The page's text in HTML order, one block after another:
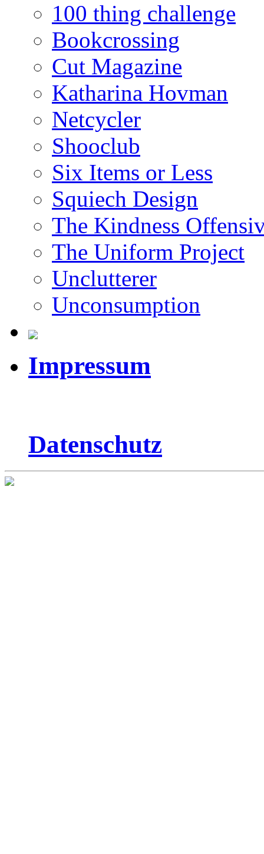
100 thing challenge
Bookcrossing
Cut Magazine
Katharina Hovman
Netcycler
Shooclub
Six Items or Less
Squiech Design
The Kindness
The Uniform Project
Unclutterer
Unconsumption
Impressum
Datenschutz